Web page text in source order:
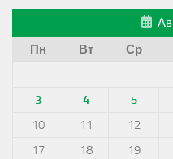
Пн
Вт Ср
3
4 5
10
11 12
17
18 19